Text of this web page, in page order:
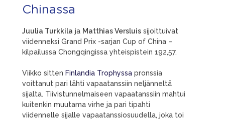
Chinassa
Juulia Turkkila ja Matthias Versluis sijoittuivat
viidenneksi Grand Prix -sarjan Cup of China –
kilpailussa Chongqingissa yhteispistein 192,57.
Viikko sitten Finlandia Trophyssa pronssia
voittanut pari lähti vapaatanssiin neljänneltä
sijalta. Tiivistunnelmaiseen vapaatanssiin mahtui
kuitenkin muutama virhe ja pari tipahti
viidennelle sijalle vapaatanssiosuudella, joka toi